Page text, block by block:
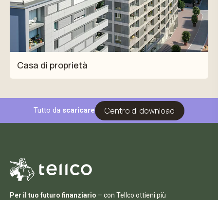
Casa di proprietà
Tutto da scaricare Centro di download
Per il tuo futuro finanziario – con Tellco ottieni più